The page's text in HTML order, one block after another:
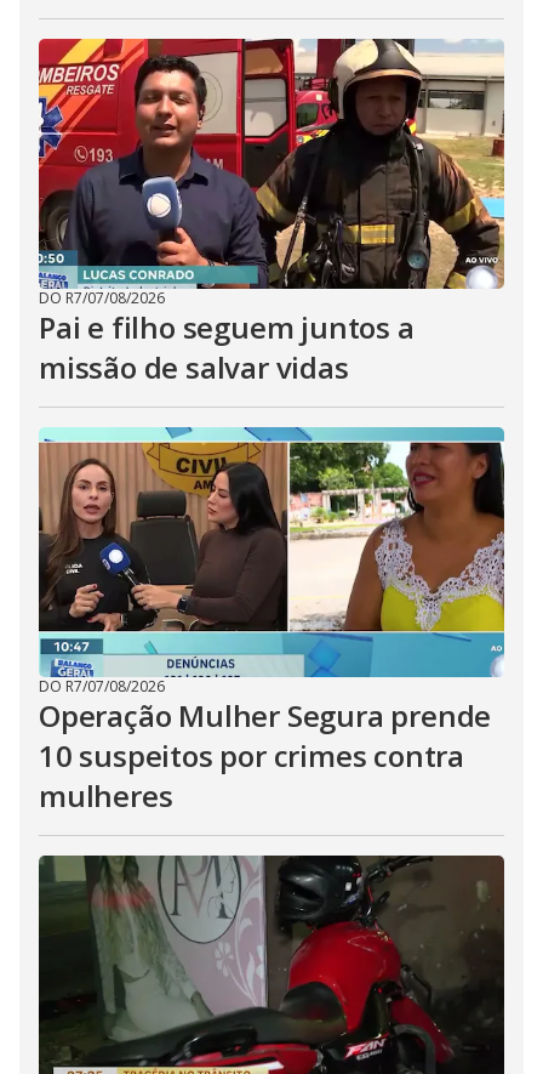
DO R7/07/08/2026
Pai e filho seguem juntos a
missão de salvar vidas
DO R7/07/08/2026
Operação Mulher Segura prende
10 suspeitos por crimes contra
mulheres